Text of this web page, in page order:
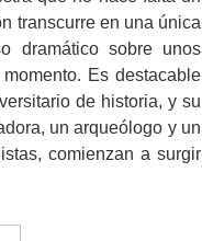
transcurre en una única
dramático sobre unos
Es destacable
de historia, y su
un arqueólogo y un
comienzan a surgir